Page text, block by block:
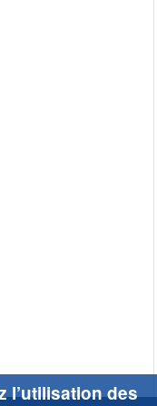
l’utilisation des